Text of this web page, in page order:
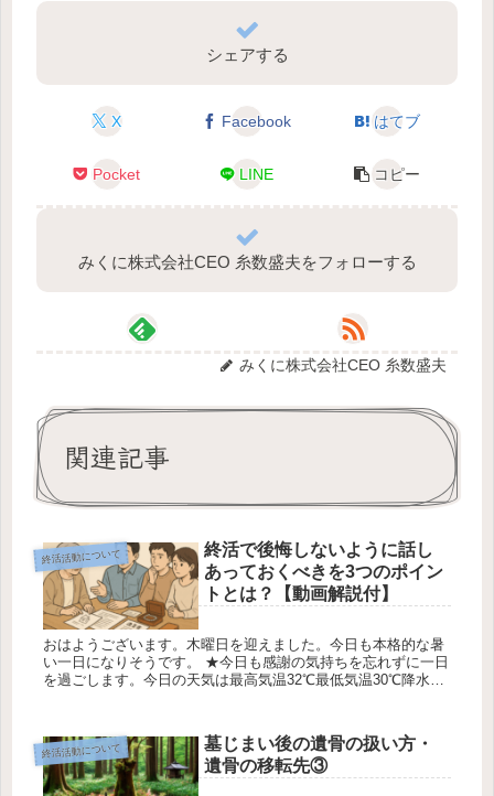
シェアする
X Facebook はてブ
Pocket LINE コピー
みくに株式会社CEO 糸数盛夫をフォローする
みくに株式会社CEO 糸数盛夫
関連記事
終活活動について
終活で後悔しないように話し
あっておくべきを3つのポイン
トとは？【動画解説付】
おはようございます。木曜日を迎えました。今日も本格的な暑
い一日になりそうです。 ★今日も感謝の気持ちを忘れずに一日
を過ごします。今日の天気は最高気温32℃最低気温30℃降水確
終活活動について
墓じまい後の遺骨の扱い方・
遺骨の移転先③